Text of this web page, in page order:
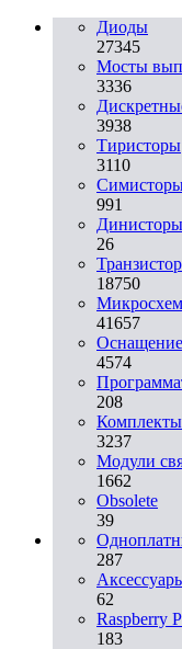
Диоды
27345
Мосты
3336
3938
Тиристоры
3110
991
Динисторы
26
18750
41657
4574
208
3237
Модули
1662
Obsolete
39
287
62
Raspberry
183